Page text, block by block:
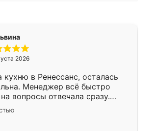
2026
кухню в Ренессанс, осталась
Менеджер всё быстро
вопросы отвечала сразу.
в субботу, подошёл к
ответственностью. Собрали
работали аккуратно, даже